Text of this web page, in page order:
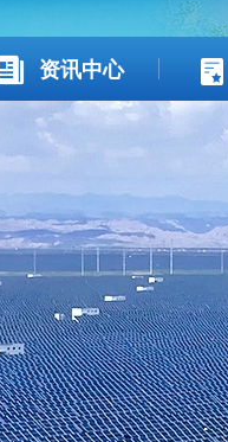
资讯中心